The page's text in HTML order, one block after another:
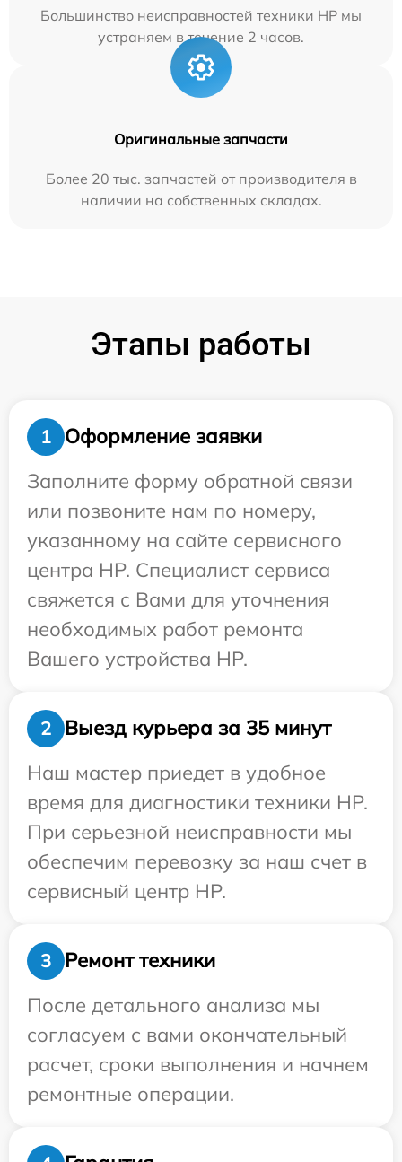
Большинство неисправностей техники HP мы
устраняем в течение 2 часов.
Оригинальные запчасти
Более 20 тыс. запчастей от производителя в
наличии на собственных складах.
Этапы работы
1
Оформление заявки
Заполните форму обратной связи
или позвоните нам по номеру,
указанному на сайте сервисного
центра HP. Специалист сервиса
свяжется с Вами для уточнения
необходимых работ ремонта
Вашего устройства HP.
2
Выезд курьера за 35 минут
Наш мастер приедет в удобное
время для диагностики техники HP.
При серьезной неисправности мы
обеспечим перевозку за наш счет в
сервисный центр HP.
3
Ремонт техники
После детального анализа мы
согласуем с вами окончательный
расчет, сроки выполнения и начнем
ремонтные операции.